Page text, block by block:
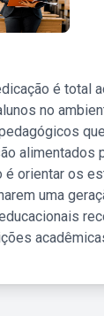
é total
no
alimentados
é orientar os
uma